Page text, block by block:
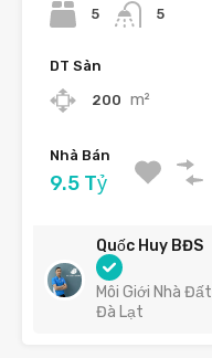
5 5
DT Sàn
200 m²
Nhà Bán
9.5 Tỷ
Quốc Huy BĐS
Môi Giới Nhà Đất
Đà Lạt